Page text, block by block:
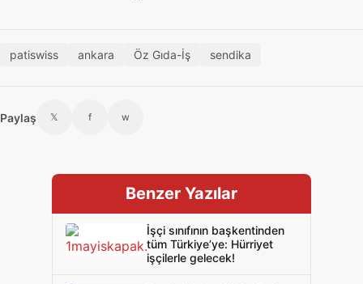
patiswiss ankara Öz Gıda-İş sendika
Paylaş 𝕏 f w
Benzer Yazılar
İşçi sınıfının başkentinden
tüm Türkiye’ye: Hürriyet
işçilerle gelecek!